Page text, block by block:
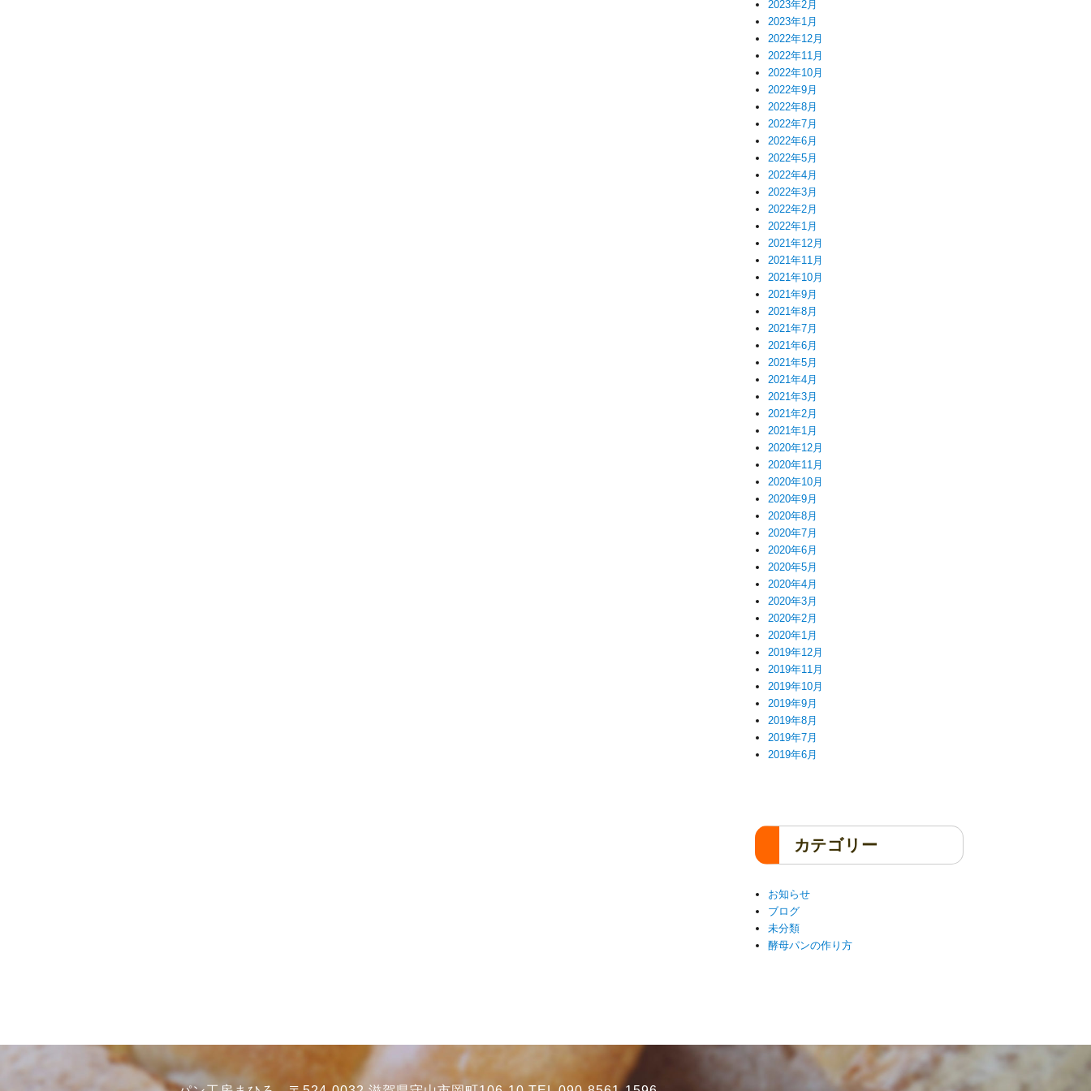
2023年2月
2023年1月
2022年12月
2022年11月
2022年10月
2022年9月
2022年8月
2022年7月
2022年6月
2022年5月
2022年4月
2022年3月
2022年2月
2022年1月
2021年12月
2021年11月
2021年10月
2021年9月
2021年8月
2021年7月
2021年6月
2021年5月
2021年4月
2021年3月
2021年2月
2021年1月
2020年12月
2020年11月
2020年10月
2020年9月
2020年8月
2020年7月
2020年6月
2020年5月
2020年4月
2020年3月
2020年2月
2020年1月
2019年12月
2019年11月
2019年10月
2019年9月
2019年8月
2019年7月
2019年6月
カテゴリー
お知らせ
ブログ
未分類
酵母パンの作り方